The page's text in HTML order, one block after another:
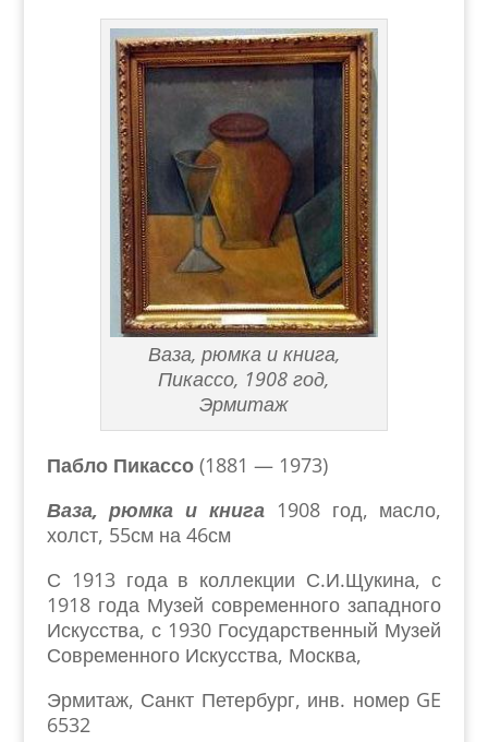
Ваза, рюмка и книга,
Пикассо, 1908 год,
Эрмитаж
Пабло Пикассо(1881 — 1973)
Ваза, рюмка и книга 1908 год, масло,
холст, 55см на 46см
С 1913 года в коллекции С.И.Щукина, с
1918 года Музей современного западного
Искусства, с 1930 Государственный Музей
Современного Искусства, Москва,
Эрмитаж, Санкт Петербург, инв. номер GE
6532